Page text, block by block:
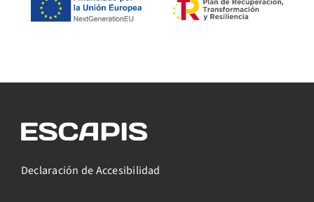
Declaración de Accesibilidad